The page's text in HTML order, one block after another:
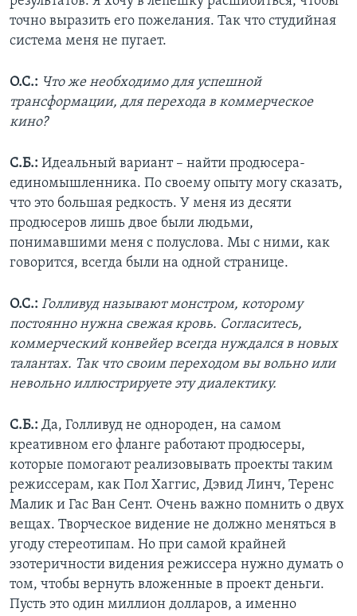
точно выразить его пожелания. Так что студийная
система меня не пугает.
О.С.: Что же необходимо для успешной
трансформации, для перехода в коммерческое
кино?
С.Б.: Идеальный вариант – найти продюсера-
единомышленника. По своему опыту могу сказать,
что это большая редкость. У меня из десяти
продюсеров лишь двое были людьми,
понимавшими меня с полуслова. Мы с ними, как
говорится, всегда были на одной странице.
О.С.: Голливуд называют монстром, которому
постоянно нужна свежая кровь. Согласитесь,
коммерческий конвейер всегда нуждался в новых
талантах. Так что своим переходом вы вольно или
невольно иллюстрируете эту диалектику.
С.Б.: Да, Голливуд не однороден, на самом
креативном его фланге работают продюсеры,
которые помогают реализовывать проекты таким
режиссерам, как Пол Хаггис, Дэвид Линч, Теренс
Малик и Гас Ван Сент. Очень важно помнить о двух
вещах. Творческое видение не должно меняться в
угоду стереотипам. Но при самой крайней
эзотеричности видения режиссера нужно думать о
том, чтобы вернуть вложенные в проект деньги.
Пусть это один миллион долларов, а именно